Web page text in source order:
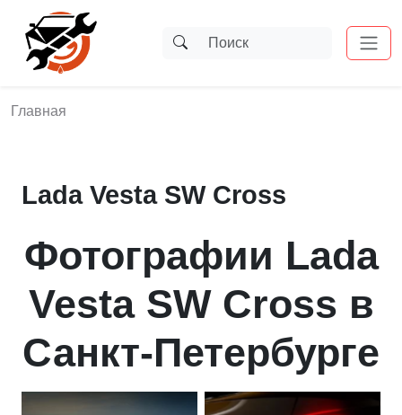
Главная
Lada Vesta SW Cross
Фотографии Lada
Vesta SW Cross в
Санкт-Петербурге